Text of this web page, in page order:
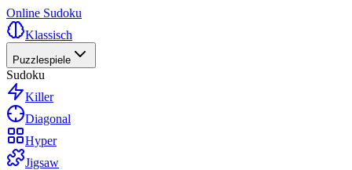
Online Sudoku
Klassisch
Puzzlespiele
Sudoku
Killer
Diagonal
Hyper
Jigsaw